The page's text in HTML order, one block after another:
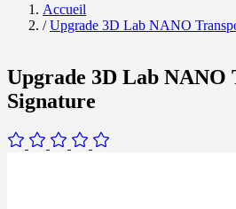
Accueil
/ Upgrade 3D Lab NANO
Upgrade 3D Lab NANO
Signature